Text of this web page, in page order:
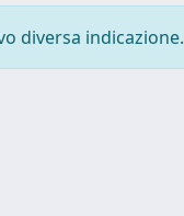
diversa indicazione.